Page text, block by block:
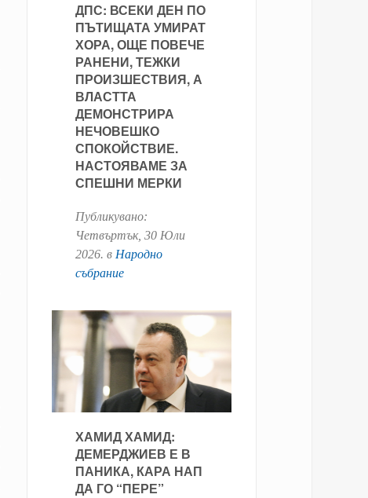
ДПС: ВСЕКИ ДЕН ПО
ПЪТИЩАТА УМИРАТ
ХОРА, ОЩЕ ПОВЕЧЕ
РАНЕНИ, ТЕЖКИ
ПРОИЗШЕСТВИЯ, А
ВЛАСТТА
ДЕМОНСТРИРА
НЕЧОВЕШКО
СПОКОЙСТВИЕ.
НАСТОЯВАМЕ ЗА
СПЕШНИ МЕРКИ
Публикувано:
Четвъртък, 30 Юли
2026. в Народно
събрание
ХАМИД ХАМИД:
ДЕМЕРДЖИЕВ Е В
ПАНИКА, КАРА НАП
ДА ГО “ПЕРЕ”